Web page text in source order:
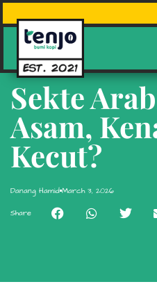
Sekte
Asam,
Kecut?
Danang Hamid March 3, 2026
Share